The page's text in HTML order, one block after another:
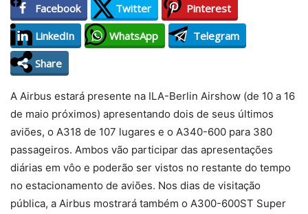
Facebook Twitter
Pinterest
LinkedIn
WhatsApp
Telegram
Share
A Airbus estará presente na ILA-Berlin Airshow (de 10 a 16
de maio próximos) apresentando dois de seus últimos
aviões, o A318 de 107 lugares e o A340-600 para 380
passageiros. Ambos vão participar das apresentações
diárias em vôo e poderão ser vistos no restante do tempo
no estacionamento de aviões. Nos dias de visitação
pública, a Airbus mostrará também o A300-600ST Super